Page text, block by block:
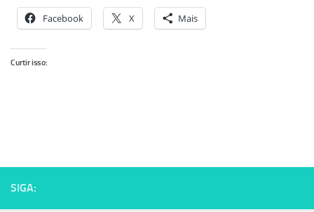
Facebook X Mais
Curtir isso:
SIGA: